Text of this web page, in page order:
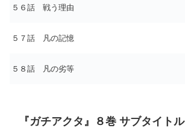
５６話 戦う理由
５７話 凡の記憶
５８話 凡の劣等
『ガチアクタ』８巻 サブタイトル